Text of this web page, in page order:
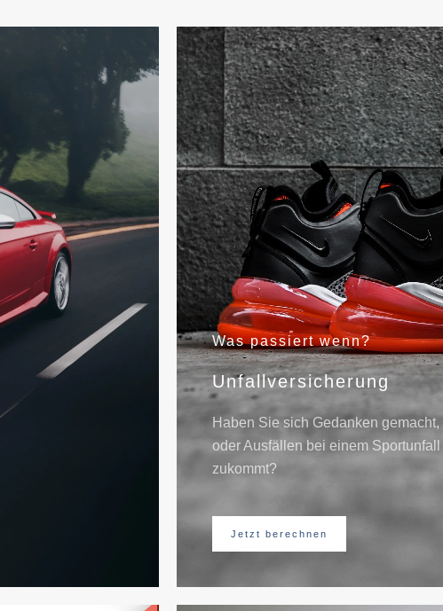
Was passiert wenn?
Unfallversicherung
Haben Sie sich Gedanken
oder Ausfällen bei einem Sportunfall
zukommt?
Jetzt berechnen